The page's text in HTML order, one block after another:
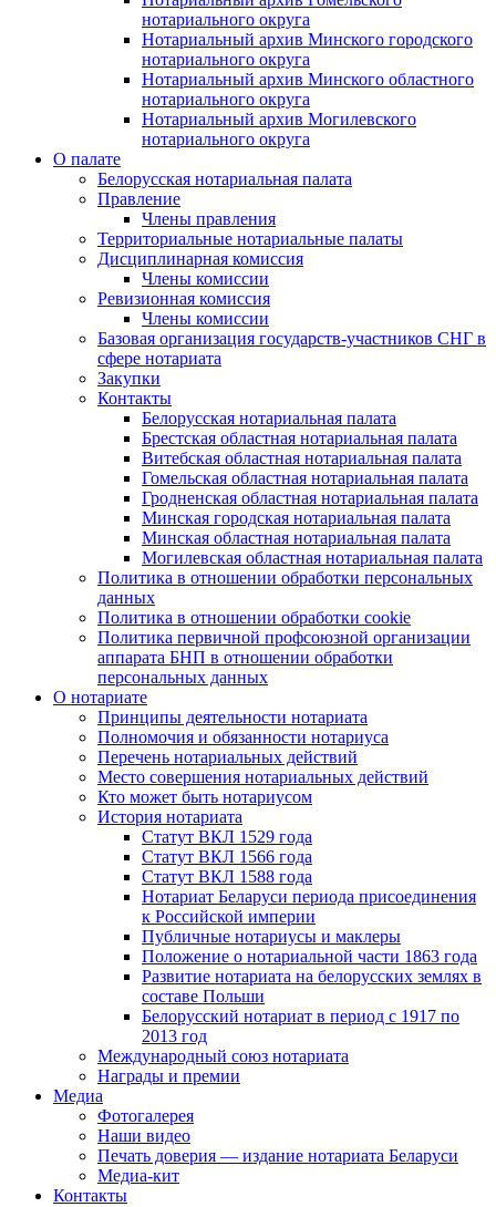
нотариального округа
Нотариальный архив Минского городского
нотариального округа
Нотариальный архив Минского областного
нотариального округа
Нотариальный архив Могилевского
нотариального округа
О палате
Белорусская нотариальная палата
Правление
Члены правления
Территориальные нотариальные палаты
Дисциплинарная комиссия
Члены комиссии
Ревизионная комиссия
Члены комиссии
Базовая организация государств-участников СНГ в
сфере нотариата
Закупки
Контакты
Белорусская нотариальная палата
Брестская областная нотариальная палата
Витебская областная нотариальная палата
Гомельская областная нотариальная палата
Гродненская областная нотариальная палата
Минская городская нотариальная палата
Минская областная нотариальная палата
Могилевская областная нотариальная палата
Политика в отношении обработки персональных
данных
Политика в отношении обработки cookie
Политика первичной профсоюзной организации
аппарата БНП в отношении обработки
персональных данных
О нотариате
Принципы деятельности нотариата
Полномочия и обязанности нотариуса
Перечень нотариальных действий
Место совершения нотариальных действий
Кто может быть нотариусом
История нотариата
Статут ВКЛ 1529 года
Статут ВКЛ 1566 года
Статут ВКЛ 1588 года
Нотариат Беларуси периода присоединения
к Российской империи
Публичные нотариусы и маклеры
Положение о нотариальной части 1863 года
Развитие нотариата на белорусских землях в
составе Польши
Белорусский нотариат в период с 1917 по
2013 год
Международный союз нотариата
Награды и премии
Медиа
Фотогалерея
Наши видео
Печать доверия — издание нотариата Беларуси
Медиа-кит
Контакты